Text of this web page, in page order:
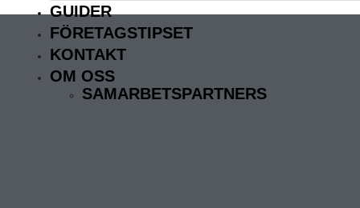
GUIDER
FÖRETAGSTIPSET
KONTAKT
OM OSS
SAMARBETSPARTNERS